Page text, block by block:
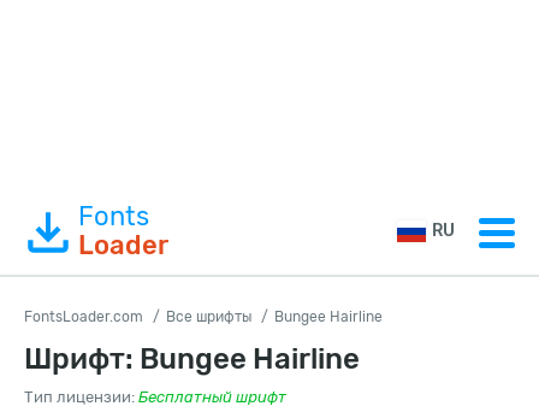
Fonts
Loader
RU
FontsLoader.com Все шрифты Bungee Hairline
Шрифт: Bungee Hairline
Тип лицензии: Бесплатный шрифт